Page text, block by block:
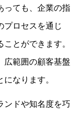
っても、企業の指
プロセスを通じ
とができます。
広範囲の顧客基盤
なります。
ンドや知名度を巧